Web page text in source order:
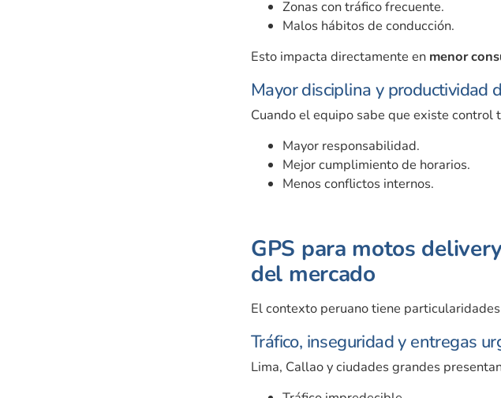
Zonas con tráfico frecuente.
Malos hábitos de conducción.
Esto impacta directamente en menor
Mayor disciplina y productividad
Cuando el equipo sabe que existe control
Mayor responsabilidad.
Mejor cumplimiento de horarios.
Menos conflictos internos.
GPS para motos
del mercado
El contexto peruano tiene
Tráfico, inseguridad y entregas
Lima, Callao y ciudades grandes